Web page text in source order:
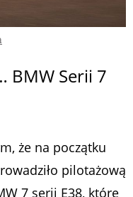
BMW Serii 7
że na początku
pilotażową
7 serii E38, które